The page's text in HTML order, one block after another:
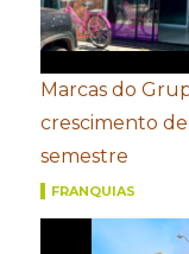
Marcas do
crescimento
semestre
FRANQUIAS